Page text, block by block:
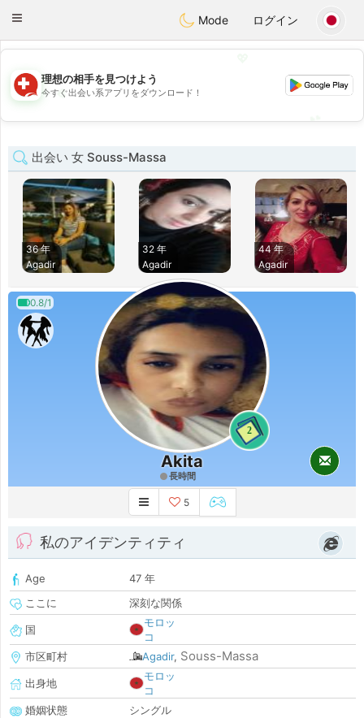
Suissi
Toggle
Mode ログイン
💖
💕
理想の相手を見つけよう
今すぐ出会い系アプリをダウンロード！
出会い 女 Souss-Massa
36 年
Agadir
32 年
Agadir
44 年
Agadir
0.8/1
2
Akita
長時間
5
私のアイデンティティ
Age
47 年
ここに
深刻な関係
国
モロッ
コ
市区町村
Agadir, Souss-Massa
出身地
モロッ
コ
婚姻状態
シングル